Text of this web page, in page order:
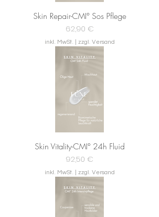
Skin Repair-CMI° Sos Pflege
Preis
62,90 €
inkl. MwSt. zzgl. Versand
Skin Vitality-CMI° 24h Fluid
Preis
92,50 €
inkl. MwSt. zzgl. Versand